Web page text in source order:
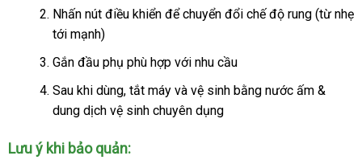
bán
Nhấn nút điều khiển giá
để chuyển đổi chế độ rung (từ nhẹ
tới mạnh)
Gắn đầu phụ phù hợp giao
hàng
với nhu cầu
Sau khi dùnggiao
hàng
, tắt máy nhanh
nhất
và vệ sinh bằng nước ấm &
dung dịch vệ sinh chuyên dụng
Lưu ý khi bảo quản: